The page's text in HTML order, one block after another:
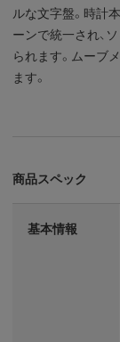
ルな文字盤。時計
ーンで統一され、
られます。ムーブ
ます。
商品スペック
基本情報